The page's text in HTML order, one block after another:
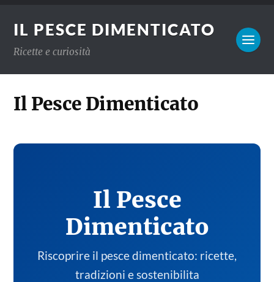
IL PESCE DIMENTICATO
Ricette e curiosità
Il Pesce Dimenticato
Il Pesce
Dimenticato
Riscoprire il pesce dimenticato: ricette,
tradizioni e sostenibilita